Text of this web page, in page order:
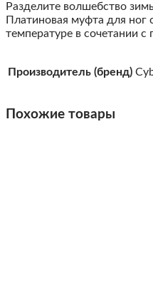
Разделите волшебство
Платиновая муфта для ног
температуре в сочетании
Производитель (бренд)
Похожие товары